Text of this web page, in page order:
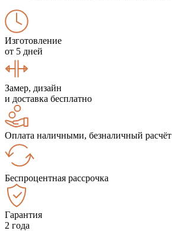
Изготовление
от 5 дней
Замер, дизайн
и доставка бесплатно
Оплата наличными, безналичный расчёт
Беспроцентная рассрочка
Гарантия
2 года